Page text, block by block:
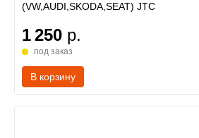
(VW,AUDI,SKODA,SEAT) JTC
1 250 р.
под заказ
В корзину